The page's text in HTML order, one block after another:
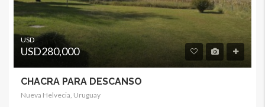
USD
USD280,000
CHACRA PARA DESCANSO
Nueva Helvecia, Uruguay